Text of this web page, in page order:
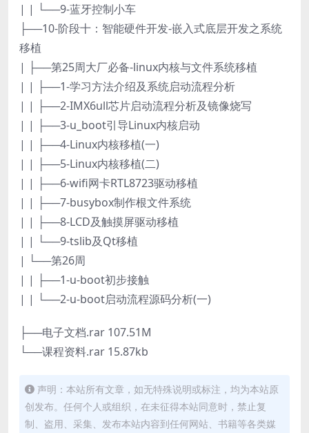
| | └──9-蓝牙控制小车
├──10-阶段十：智能硬件开发-嵌入式底层开发之系统
移植
| ├──第25周大厂必备-linux内核与文件系统移植
| | ├──1-学习方法介绍及系统启动流程分析
| | ├──2-IMX6ull芯片启动流程分析及镜像烧写
| | ├──3-u_boot引导Linux内核启动
| | ├──4-Linux内核移植(一)
| | ├──5-Linux内核移植(二)
| | ├──6-wifi网卡RTL8723驱动移植
| | ├──7-busybox制作根文件系统
| | ├──8-LCD及触摸屏驱动移植
| | └──9-tslib及Qt移植
| └──第26周
| | ├──1-u-boot初步接触
| | └──2-u-boot启动流程源码分析(一)
├──电子文档.rar 107.51M
└──课程资料.rar 15.87kb
声明：本站所有文章，如无特殊说明或标注，均为本站原
创发布。任何个人或组织，在未征得本站同意时，禁止复
制、盗用、采集、发布本站内容到任何网站、书籍等各类媒